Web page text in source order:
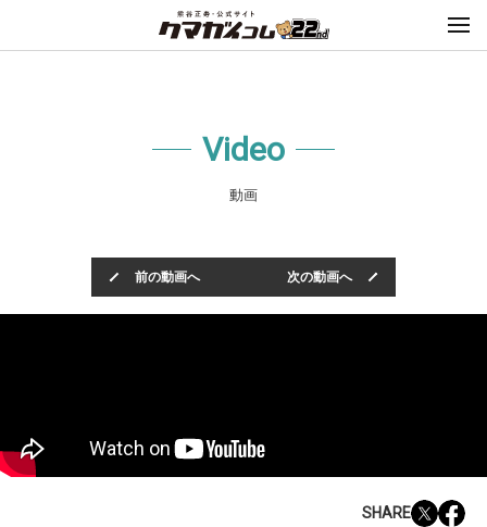
Video
動画
前の動画へ 次の動画へ
SHARE